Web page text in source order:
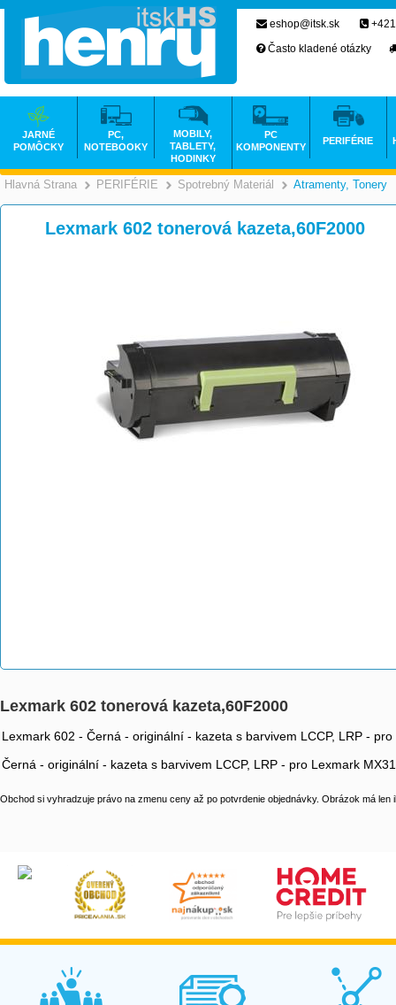
Hlavná Strana >
PERIFÉRIE >
Spotrebný Materiál >
Atramenty, Tonery
Lexmark 602 tonerová kazeta,60F2000
Lexmark 602 tonerová kazeta,60F2000
Lexmark 602 - Černá - originální - kazeta s barvivem LCCP, LRP -
Černá - originální - kazeta s barvivem LCCP, LRP - pro Lexmark
Obchod si vyhradzuje právo na zmenu ceny až po potvrdenie objednávky. Obrázok má len
eshop@itsk.sk
Často kladené otázky
JARNÉ
POMÔCKY
PC,
NOTEBOOKY
MOBILY,
TABLETY,
HODINKY
PC
KOMPONENTY
PERIFÉRIE